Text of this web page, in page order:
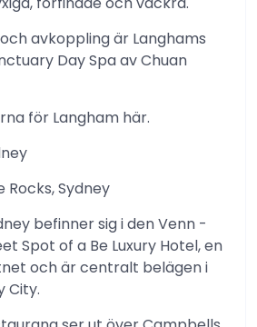
avkoppling är Langhams
Day Spa av Chuan
för Langham här.
Rocks, Sydney
befinner sig i den Venn -
Spot of a Be Luxury Hotel, en
och är centralt belägen i
City.